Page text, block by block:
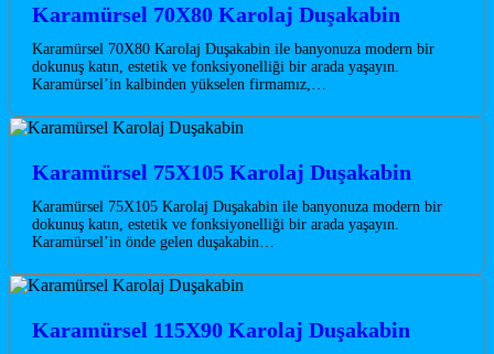
Karamürsel 70X80 Karolaj Duşakabin
Karamürsel 70X80 Karolaj Duşakabin ile banyonuza modern bir
dokunuş katın, estetik ve fonksiyonelliği bir arada yaşayın.
Karamürsel’in kalbinden yükselen firmamız,…
Karamürsel 75X105 Karolaj Duşakabin
Karamürsel 75X105 Karolaj Duşakabin ile banyonuza modern bir
dokunuş katın, estetik ve fonksiyonelliği bir arada yaşayın.
Karamürsel’in önde gelen duşakabin…
Karamürsel 115X90 Karolaj Duşakabin